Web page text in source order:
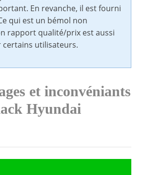
En revanche, il est fourni
qui est un bémol non
rapport qualité/prix est aussi
certains utilisateurs.
et inconvéniants
Hyundai